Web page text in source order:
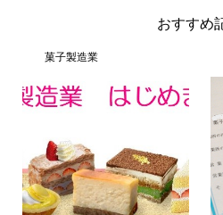
おすすめ
菓子製造業